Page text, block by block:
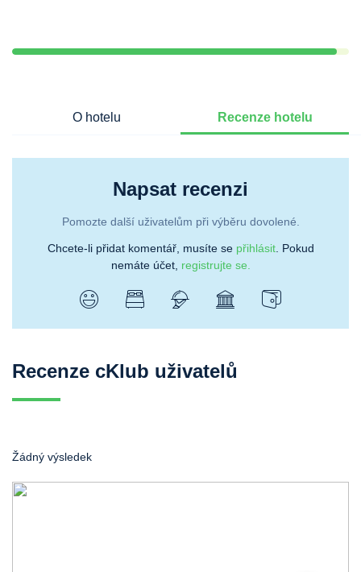
O hotelu Recenze hotelu
Napsat recenzi
Pomozte další uživatelům při výběru dovolené.
Chcete-li přidat komentář, musíte se přihlásit. Pokud
nemáte účet, registrujte se.
Recenze cKlub uživatelů
Žádný výsledek